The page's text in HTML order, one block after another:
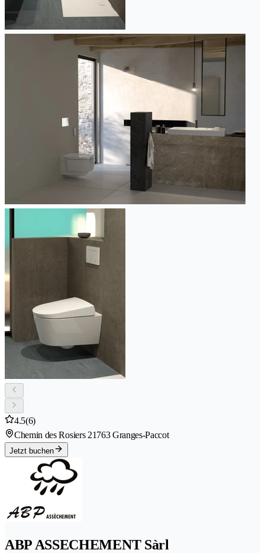
4.5(6)
Chemin des Rosiers 21763 Granges-Paccot
Jetzt buchen
ABP ASSECHEMENT Sàrl